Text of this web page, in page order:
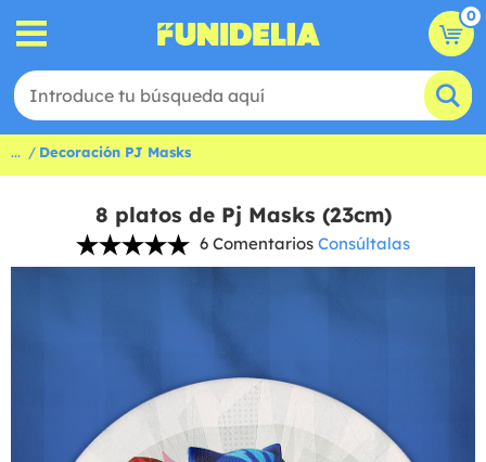
0
... Decoración PJ Masks
8 platos de Pj Masks (23cm)
6 Comentarios Consúltalas